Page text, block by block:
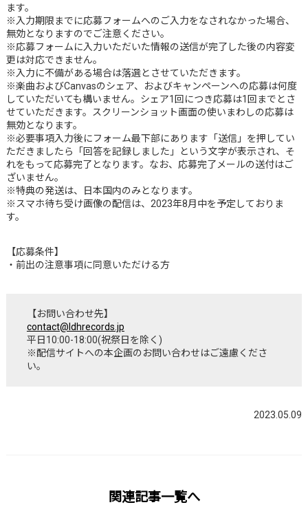
ます。
※入力期限までに応募フォームへのご入力をなされなかった場合、
無効となりますのでご注意ください。
※応募フォームに入力いただいた情報の送信が完了した後の内容変
更は対応できません。
※入力に不備がある場合は落選とさせていただきます。
※楽曲およびCanvasのシェア、およびキャンペーンへの応募は何度
していただいても構いません。シェア1回につき応募は1回までとさ
せていただきます。スクリーンショット画面の使いまわしの応募は
無効となります。
※必要事項入力後にフォーム最下部にあります「送信」を押してい
ただきましたら「回答を記録しました」という文字が表示され、そ
れをもって応募完了となります。なお、応募完了メールの送付はご
ざいません。
※特典の発送は、日本国内のみとなります。
※スマホ待ち受け画像の配信は、2023年8月中を予定しておりま
す。
【応募条件】
・前出の注意事項に同意いただける方
【お問い合わせ先】
contact@ldhrecords.jp
平日10:00-18:00(祝祭日を除く)
※配信サイトへの本企画のお問い合わせはご遠慮くださ
い。
2023.05.09
関連記事一覧へ